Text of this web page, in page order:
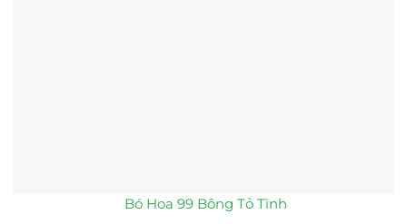
Bó Hoa 99 Bông Tỏ Tình